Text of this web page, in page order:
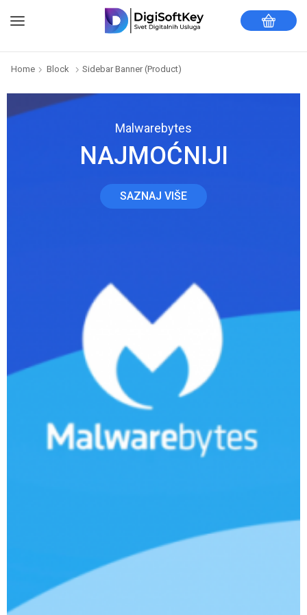
Home Block Sidebar Banner (product)
Malwarebytes
NAJMOĆNIJI
SAZNAJ VIŠE